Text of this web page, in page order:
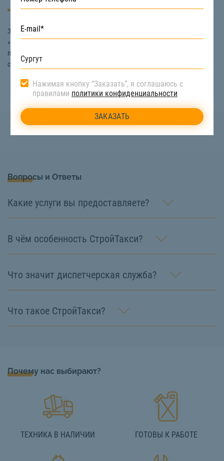
Самосвал
Заказать технику для сноса зданий в Сургуте вы можете на сайте
«СтройТакси». Специалисты нашей компании с удовольствием
проконсультируют вас, сориентируют по цене сноса зданий и
сооружений. Звоните:
Вопросы и Ответы
Какие услуги вы предоставляете?
В чём особенность СтройТакси?
Что значит диспетчерская служба?
Что такое СтройТакси?
Почему нас выбирают?
ТЕХНИКА В НАЛИЧИИ ГОТОВЫ К РАБОТЕ
Нажимая кнопку “Заказать”, я соглашаюсь с
правилами политики конфиденциальности